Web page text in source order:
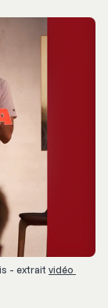
- extrait vidéo